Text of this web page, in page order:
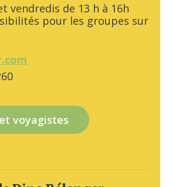
vendredis de 13 h à 16h
pour les groupes sur
voyagistes